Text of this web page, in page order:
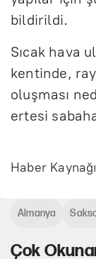
bildirildi.
Sıcak hava
kentinde,
oluşması
ertesi
Haber
Çok
Almanya